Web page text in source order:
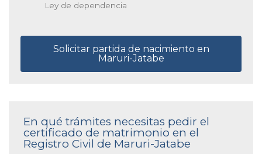
Ley de dependencia
Solicitar partida de nacimiento en
Maruri-Jatabe
En qué trámites necesitas pedir el
certificado de matrimonio en el
Registro Civil de Maruri-Jatabe